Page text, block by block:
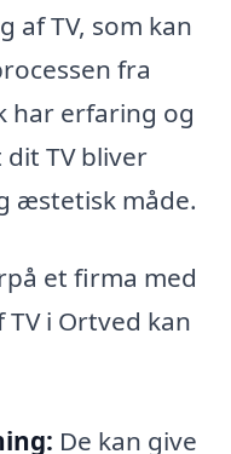
af TV, som kan
fra
har erfaring og
TV bliver
æstetisk måde.
et firma med
i Ortved kan
De kan give